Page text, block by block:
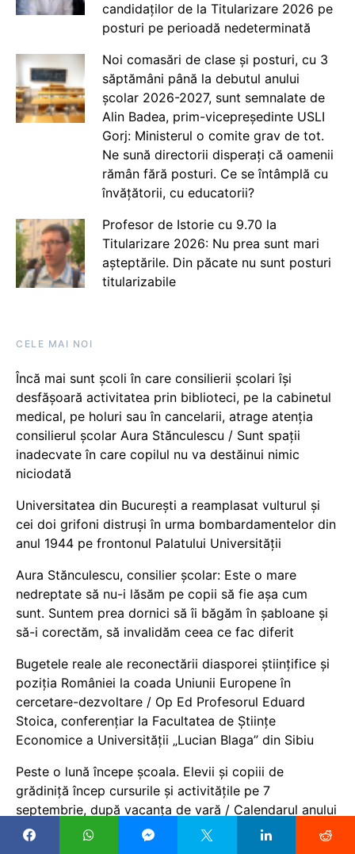
candidaților de la Titularizare 2026 pe
posturi pe perioadă nedeterminată
Noi comasări de clase și posturi, cu 3
săptămâni până la debutul anului
școlar 2026-2027, sunt semnalate de
Alin Badea, prim-vicepreședinte USLI
Gorj: Ministerul o comite grav de tot.
Ne sună directorii disperați că oamenii
rămân fără posturi. Ce se întâmplă cu
învățătorii, cu educatorii?
Profesor de Istorie cu 9.70 la
Titularizare 2026: Nu prea sunt mari
așteptările. Din păcate nu sunt posturi
titularizabile
CELE MAI NOI
Încă mai sunt școli în care consilierii școlari își
desfășoară activitatea prin biblioteci, pe la cabinetul
medical, pe holuri sau în cancelarii, atrage atenția
consilierul școlar Aura Stănculescu / Sunt spații
inadecvate în care copilul nu va destăinui nimic
niciodată
Universitatea din București a reamplasat vulturul și
cei doi grifoni distruși în urma bombardamentelor din
anul 1944 pe frontonul Palatului Universității
Aura Stănculescu, consilier școlar: Este o mare
nedreptate să nu-i lăsăm pe copii să fie așa cum
sunt. Suntem prea dornici să îi băgăm în șabloane și
să-i corectăm, să invalidăm ceea ce fac diferit
Bugetele reale ale reconectării diasporei științifice și
poziția României la coada Uniunii Europene în
cercetare-dezvoltare / Op Ed Profesorul Eduard
Stoica, conferențiar la Facultatea de Științe
Economice a Universității „Lucian Blaga” din Sibiu
Peste o lună începe școala. Elevii și copiii de
grădiniță încep cursurile și activitățile pe 7
septembrie, după vacanța de vară / Calendarul anului
școlar 2026-2027 și lista vacanțelor